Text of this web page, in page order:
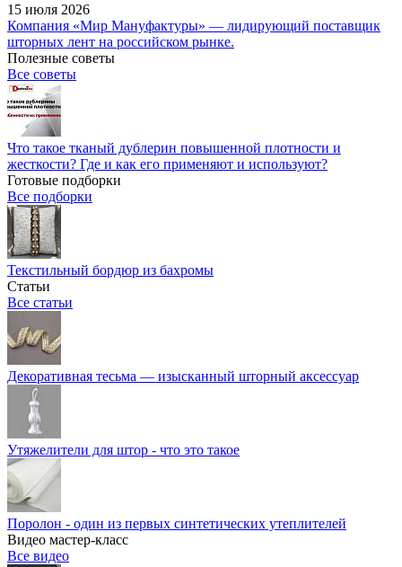
15 июля 2026
Компания «Мир Мануфактуры» — лидирующий поставщик
шторных лент на российском рынке.
Полезные советы
Все советы
Что такое тканый дублерин повышенной плотности и
жесткости? Где и как его применяют и используют?
Готовые подборки
Все подборки
Текстильный бордюр из бахромы
Статьи
Все статьи
Декоративная тесьма — изысканный шторный аксессуар
Утяжелители для штор - что это такое
Поролон - один из первых синтетических утеплителей
Видео мастер-класс
Все видео